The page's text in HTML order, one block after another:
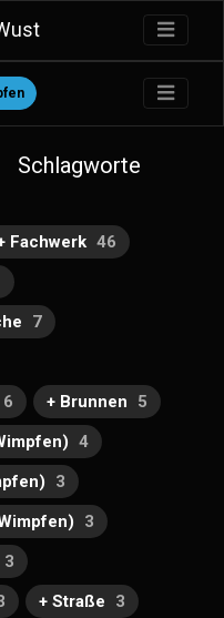
Schlagworte
Fachwerk 46
7
6 + Brunnen
5
4
3
3
3
+ Straße
3